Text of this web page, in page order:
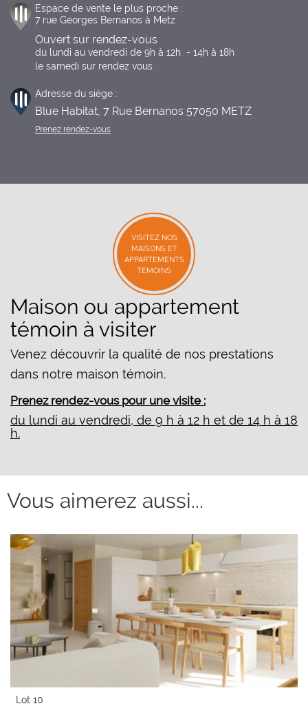
Espace de vente le plus proche :
7 rue Georges Bernanos à Metz
Ouvert sur rendez-vous
du lundi au vendredi de 9h à 12h  - 14h à 18h
le samedi sur rendez vous
Adresse du siège :
Blue Habitat, 7 Rue Bernanos 57050 METZ
Prenez rendez-vous
VISITEZ NOS
MAISONS ET
APPARTEMENTS
TÉMOINS
Maison ou appartement
témoin à visiter
Venez découvrir la qualité de nos prestations
dans notre maison témoin.
Prenez rendez-vous pour une visite :
du lundi au vendredi, de 9 h à 12 h et de 14 h à 18
h.
Vous aimerez aussi...
Lot 10